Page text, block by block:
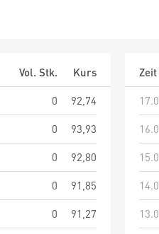
Vol. Stk.
Kurs
0
92,74
0
93,93
0
92,80
0
91,85
0
91,27
Zeit